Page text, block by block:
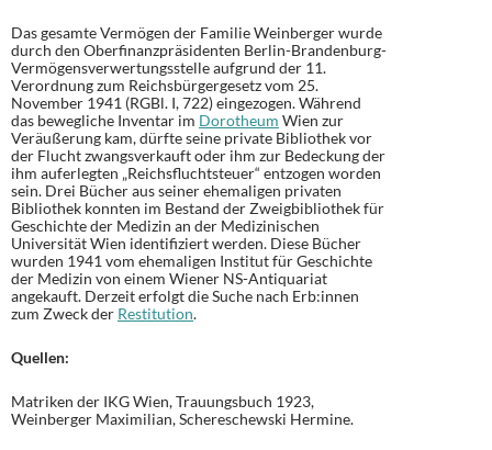
Das gesamte Vermögen der Familie Weinberger wurde
durch den Oberfinanzpräsidenten Berlin-Brandenburg-
Vermögensverwertungsstelle aufgrund der 11.
Verordnung zum Reichsbürgergesetz vom 25.
November 1941 (RGBl. I, 722) eingezogen. Während
das bewegliche Inventar im Dorotheum Wien zur
Veräußerung kam, dürfte seine private Bibliothek vor
der Flucht zwangsverkauft oder ihm zur Bedeckung der
ihm auferlegten „Reichsfluchtsteuer“ entzogen worden
sein. Drei Bücher aus seiner ehemaligen privaten
Bibliothek konnten im Bestand der Zweigbibliothek für
Geschichte der Medizin an der Medizinischen
Universität Wien identifiziert werden. Diese Bücher
wurden 1941 vom ehemaligen Institut für Geschichte
der Medizin von einem Wiener NS-Antiquariat
angekauft. Derzeit erfolgt die Suche nach Erb:innen
zum Zweck der Restitution.
Quellen:
Matriken der IKG Wien, Trauungsbuch 1923,
Weinberger Maximilian, Schereschewski Hermine.